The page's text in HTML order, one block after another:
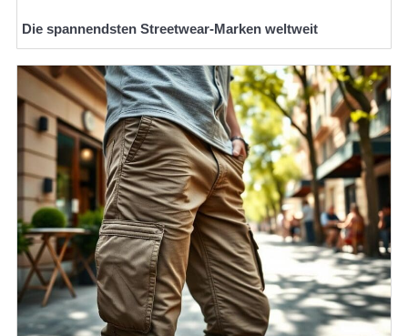
Die spannendsten Streetwear-Marken weltweit